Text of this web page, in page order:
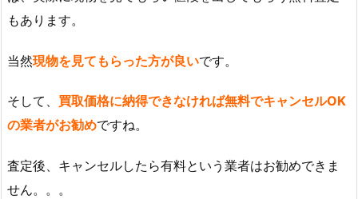
もあります。
当然現物を見てもらった方が良いです。
そして、 買取価格に納得できなければ無料でキャンセルOK
の業者がお勧めですね。
査定後、キャンセルしたら有料という業者はお勧めできま
せん。。。